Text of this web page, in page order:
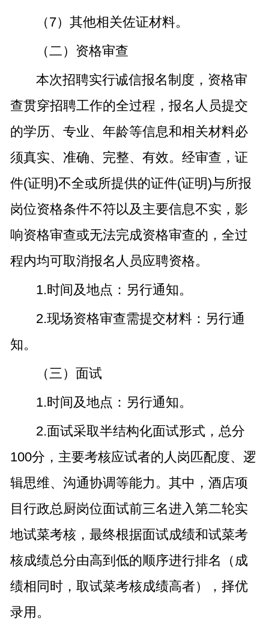
（7）其他相关佐证材料。
（二）资格审查
本次招聘实行诚信报名制度，资格审
查贯穿招聘工作的全过程，报名人员提交
的学历、专业、年龄等信息和相关材料必
须真实、准确、完整、有效。经审查，证
件(证明)不全或所提供的证件(证明)与所报
岗位资格条件不符以及主要信息不实，影
响资格审查或无法完成资格审查的，全过
程内均可取消报名人员应聘资格。
1.时间及地点：另行通知。
2.现场资格审查需提交材料：另行通
知。
（三）面试
1.时间及地点：另行通知。
2.面试采取半结构化面试形式，总分
100分，主要考核应试者的人岗匹配度、逻
辑思维、沟通协调等能力。其中，酒店项
目行政总厨岗位面试前三名进入第二轮实
地试菜考核，最终根据面试成绩和试菜考
核成绩总分由高到低的顺序进行排名（成
绩相同时，取试菜考核成绩高者），择优
录用。